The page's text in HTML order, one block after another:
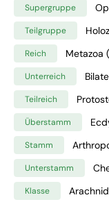
Supergruppe
Teilgruppe
Reich Metazoa
Unterreich
Teilreich
Überstamm
Stamm
Unterstamm
Klasse